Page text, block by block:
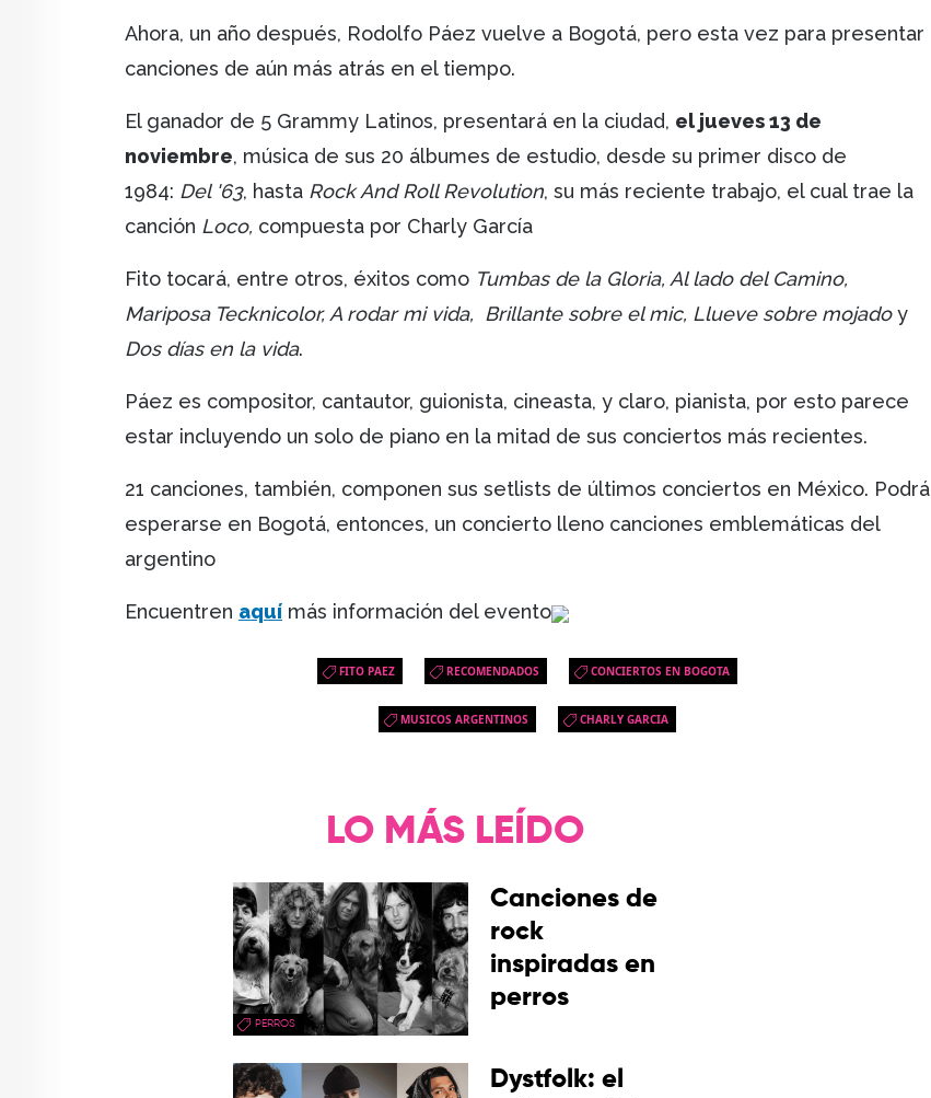
Ahora, un año después, Rodolfo Páez vuelve a Bogotá, pero esta vez para presentar
canciones de aún más atrás en el tiempo.
El ganador de 5 Grammy Latinos, presentará en la ciudad, el jueves 13 de
noviembre, música de sus 20 álbumes de estudio, desde su primer disco de
1984: Del '63, hasta Rock And Roll Revolution, su más reciente trabajo, el cual trae la
canción Loco, compuesta por Charly García
Fito tocará, entre otros, éxitos como Tumbas de la Gloria, Al lado del Camino,
Mariposa Tecknicolor, A rodar mi vida, Brillante sobre el mic, Llueve sobre mojadoy
Dos días en la vida.
Páez es compositor, cantautor, guionista, cineasta, y claro, pianista, por esto parece
estar incluyendo un solo de piano en la mitad de sus conciertos más recientes.
21 canciones, también, componen sus setlists de últimos conciertos en México. Podrá
esperarse en Bogotá, entonces, un concierto lleno canciones emblemáticas del
argentino
Encuentren aquí más información del evento
FITO PAEZ RECOMENDADOS CONCIERTOS EN BOGOTA
MUSICOS ARGENTINOS CHARLY GARCIA
LO MÁS LEÍDO
PERROS
Canciones de
rock
inspiradas en
perros
Dystfolk: el